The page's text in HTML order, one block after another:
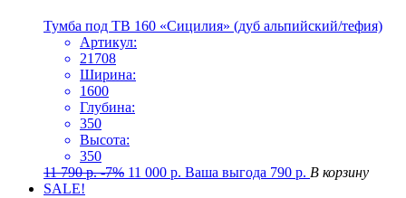
Тумба под ТВ 160 «Сицилия» (дуб альпийский/тефия)
Артикул:
21708
Ширина:
1600
Глубина:
350
Высота:
350
11 790р. -7% 11 000 р. Ваша выгода 790 р. В корзину
SALE!